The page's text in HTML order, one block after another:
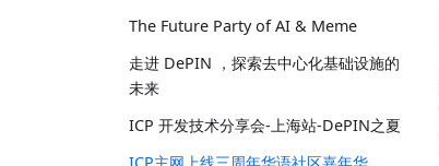
The Future Party of AI & Meme
走进 DePIN ，探索去中心化基础设施的
未来
ICP 开发技术分享会-上海站-DePIN之夏